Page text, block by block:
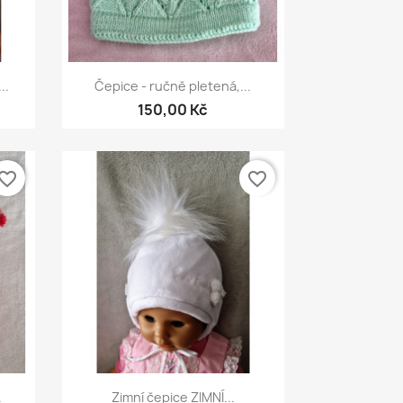
Rychlý náhled
Čepice - ručně pletená,...
150,00 Kč
Rychlý náhled
Zimní čepice ZIMNÍ...
favorite_border